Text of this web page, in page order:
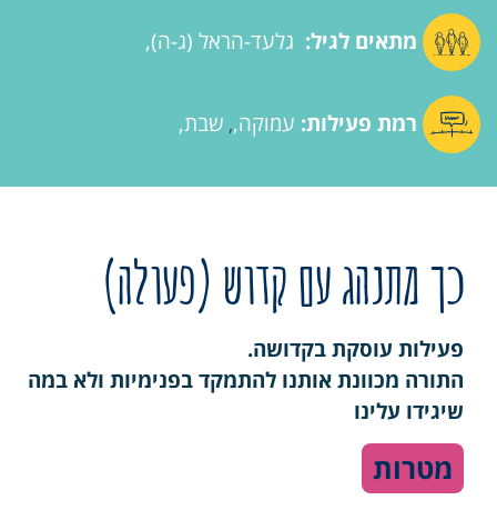
מתאים לגיל: גלעד-הראל (ג-ה)
רמת פעילות: עמוקה , שבת
כך מתנהג עם קדוש (פעולה)
פעילות עוסקת בקדושה.
התורה מכוונת אותנו להתמקד בפנימיות ולא במה
שיגידו עלינו
מטרות